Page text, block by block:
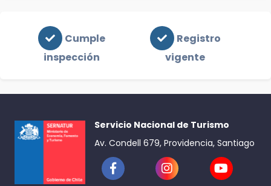
Cumple
inspección
Registro
vigente
Servicio Nacional de Turismo
Av. Condell 679, Providencia, Santiago